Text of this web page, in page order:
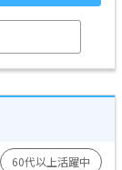
60代以上活躍中